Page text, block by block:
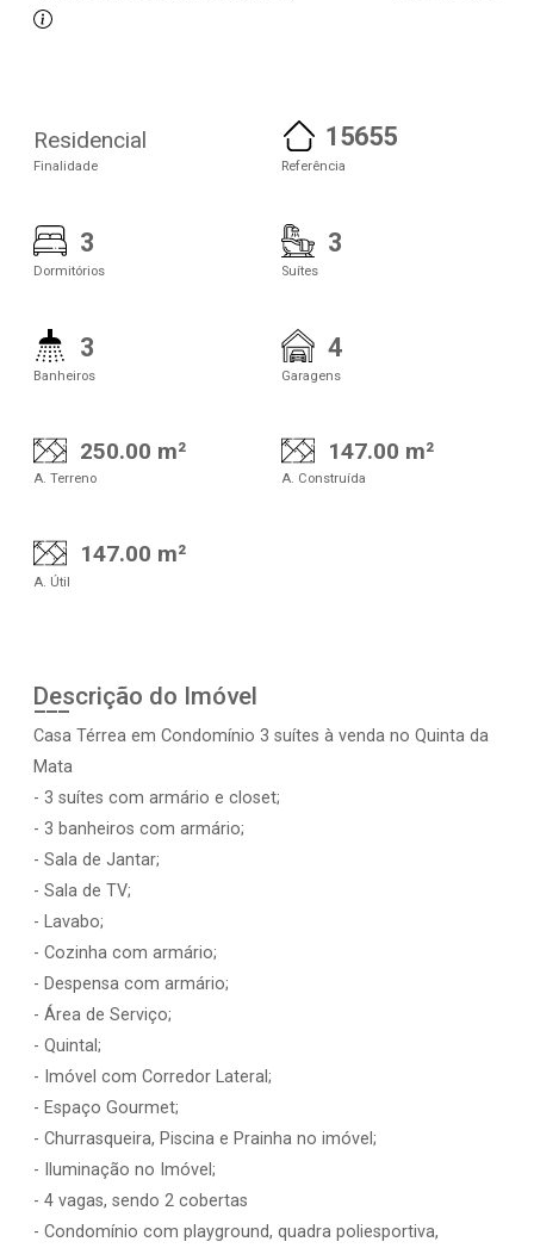
Residencial
Finalidade
15655
Referência
3
Dormitórios
3
Suítes
3
Banheiros
4
Garagens
250.00 m²
A. Terreno
147.00 m²
A. Construída
147.00 m²
A. Útil
Descrição do Imóvel
Casa Térrea em Condomínio 3 suítes à venda no Quinta da
Mata
- 3 suítes com armário e closet;
- 3 banheiros com armário;
- Sala de Jantar;
- Sala de TV;
- Lavabo;
- Cozinha com armário;
- Despensa com armário;
- Área de Serviço;
- Quintal;
- Imóvel com Corredor Lateral;
- Espaço Gourmet;
- Churrasqueira, Piscina e Prainha no imóvel;
- Iluminação no Imóvel;
- 4 vagas, sendo 2 cobertas
- Condomínio com playground, quadra poliesportiva,